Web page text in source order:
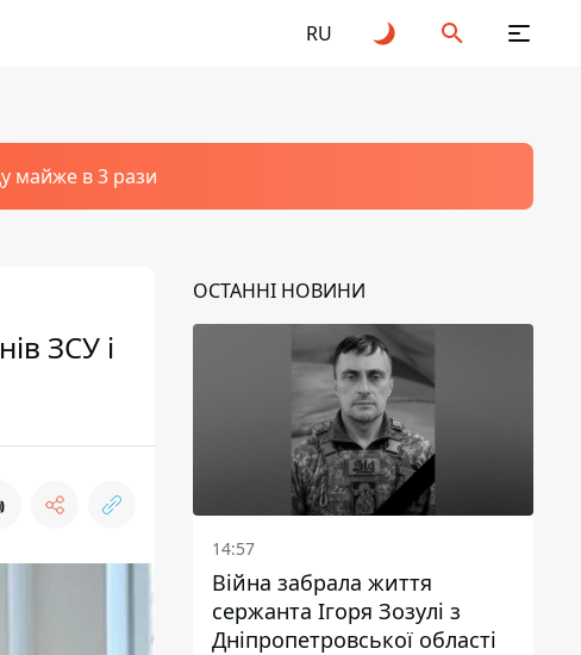
RU
майже в 3 рази
ЗСУ і
ОСТАННІ НОВИНИ
14:57
Війна забрала життя
сержанта Ігоря Зозулі з
Дніпропетровської області